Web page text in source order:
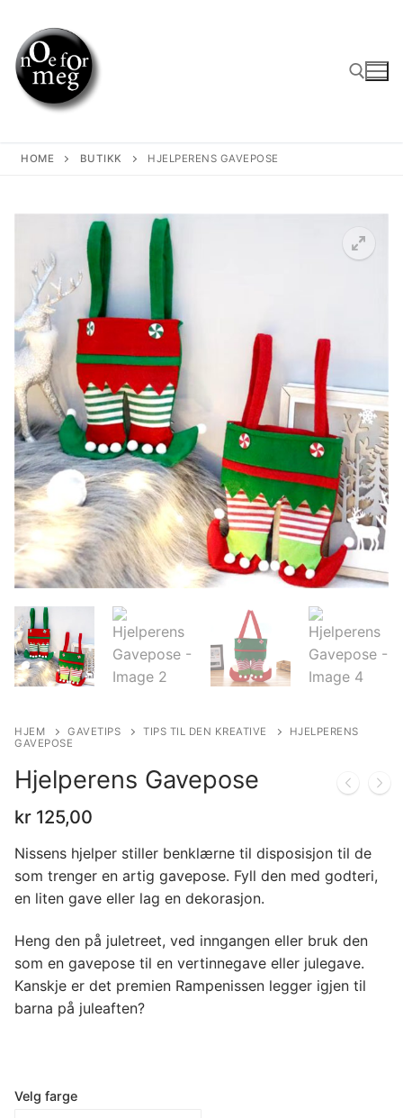
content
HOME BUTIKK HJELPERENS GAVEPOSE
HJEM GAVETIPS TIPS TIL DEN KREATIVE
HJELPERENS
GAVEPOSE
Hjelperens Gavepose
kr 125,00
Nissens hjelper stiller benklærne til disposisjon til de
som trenger en artig gavepose. Fyll den med godteri,
en liten gave eller lag en dekorasjon.
Heng den på juletreet, ved inngangen eller bruk den
som en gavepose til en vertinnegave eller julegave.
Kanskje er det premien Rampenissen legger igjen til
barna på juleaften?
Velg farge